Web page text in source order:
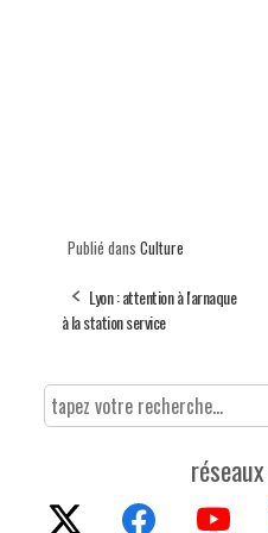
Publié dans Culture
Lyon : attention à l'arnaque
à la station service